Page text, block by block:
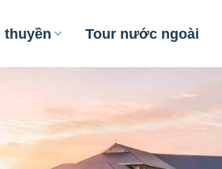
thuyền Tour nước ngoài